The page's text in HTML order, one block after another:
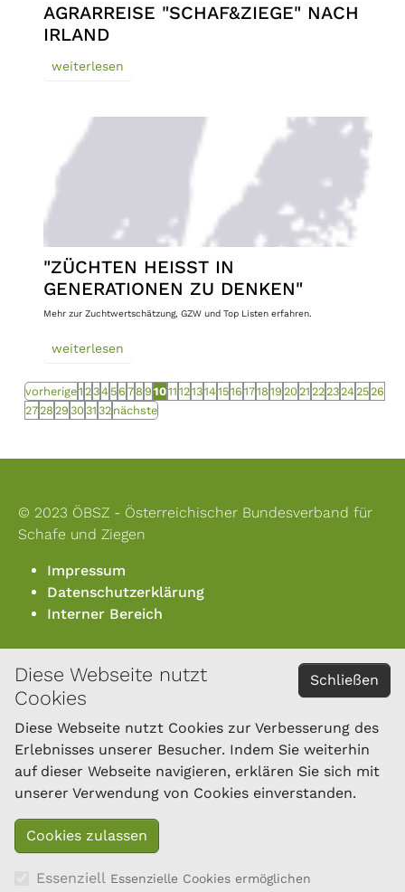
Schließen
Diese Webseite nutzt
Cookies
Diese Webseite nutzt Cookies zur Verbesserung des
Erlebnisses unserer Besucher. Indem Sie weiterhin
auf dieser Webseite navigieren, erklären Sie sich mit
unserer Verwendung von Cookies einverstanden.
Essenziell Essenzielle Cookies ermöglichen
AGRARREISE "SCHAF&ZIEGE" NACH
IRLAND
weiterlesen
"ZÜCHTEN HEISST IN G
ENERATIONEN ZU DENKEN"
Mehr zur Zuchtwertschätzung, GZW und Top Listen erfahren.
weiterlesen
vorherige1 234 56 7 8 9 1011 1213141516 1718 19 20 21 2223242526
2728 29 30 31 32 nächste
© 2023 ÖBSZ - Österreichischer Bundesverband für
Schafe und Ziegen
Impressum
Datenschutzerklärung
Interner Bereich
KONTAKT
Österreichischer Bundesverband für Schafe und
Ziegen
Dresdner Straße 89/B1/18
1200 Wien
Tel.: 01/334 17 21-40